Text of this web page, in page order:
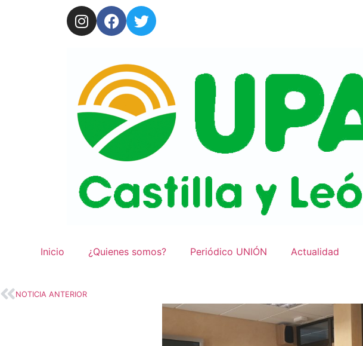
Inicio ¿Quienes somos? Periódico UNIÓN Actualidad
NOTICIA ANTERIOR